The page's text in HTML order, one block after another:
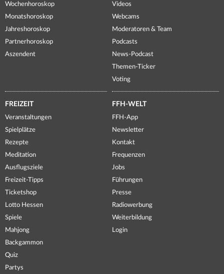
Wochenhoroskop
Monatshoroskop
Jahreshoroskop
Partnerhoroskop
Aszendent
Videos
Webcams
Moderatoren & Team
Podcasts
News-Podcast
Themen-Ticker
Voting
FREIZEIT
Veranstaltungen
Spielplätze
Rezepte
Meditation
Ausflugsziele
Freizeit-Tipps
Ticketshop
Lotto Hessen
Spiele
Mahjong
Backgammon
Quiz
Partys
FFH-WELT
FFH-App
Newsletter
Kontakt
Frequenzen
Jobs
Führungen
Presse
Radiowerbung
Weiterbildung
Login